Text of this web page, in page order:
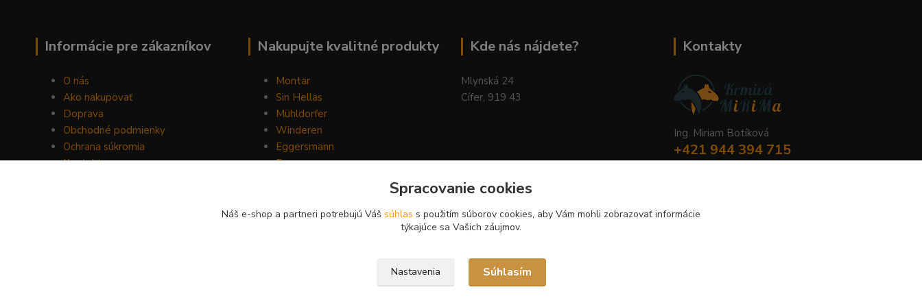
Informácie pre zákazníkov
O nás
Ako nakupovať
Doprava
Obchodné podmienky
Ochrana súkromia
Kontakty
Nakupujte kvalitné produkty
Montar
Sin Hellas
Mühldorfer
Winderen
Eggersmann
Energys
Horse Pilot
Kde nás nájdete?
Mlynská 24
Cífer, 919 43
Kontakty
Ing. Miriam Botíková
+421 944 394 715
Spracovanie cookies
Náš e-shop a partneri potrebujú Váš súhlas s použitím súborov cookies, aby Vám mohli zobrazovať informácie
týkajúce sa Vašich záujmov.
Nastavenia Súhlasím